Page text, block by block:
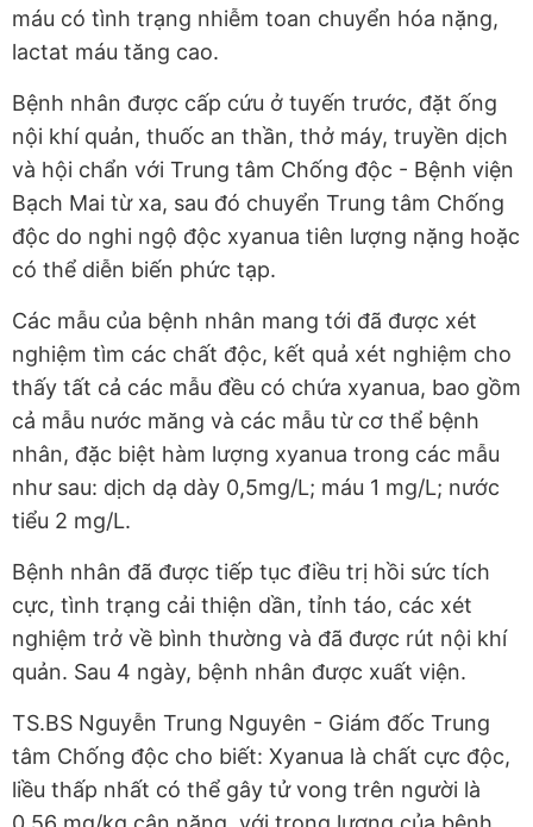
máu có tình trạng nhiễm toan chuyển hóa nặng,
lactat máu tăng cao.
Bệnh nhân được cấp cứu ở tuyến trước, đặt ống
nội khí quản, thuốc an thần, thở máy, truyền dịch
và hội chẩn với Trung tâm Chống độc - Bệnh viện
Bạch Mai từ xa, sau đó chuyển Trung tâm Chống
độc do nghi ngộ độc xyanua tiên lượng nặng hoặc
có thể diễn biến phức tạp.
Các mẫu của bệnh nhân mang tới đã được xét
nghiệm tìm các chất độc, kết quả xét nghiệm cho
thấy tất cả các mẫu đều có chứa xyanua, bao gồm
cả mẫu nước măng và các mẫu từ cơ thể bệnh
nhân, đặc biệt hàm lượng xyanua trong các mẫu
như sau: dịch dạ dày 0,5mg/L; máu 1 mg/L; nước
tiểu 2 mg/L.
Bệnh nhân đã được tiếp tục điều trị hồi sức tích
cực, tình trạng cải thiện dần, tỉnh táo, các xét
nghiệm trở về bình thường và đã được rút nội khí
quản. Sau 4 ngày, bệnh nhân được xuất viện.
TS.BS Nguyễn Trung Nguyên - Giám đốc Trung
tâm Chống độc cho biết: Xyanua là chất cực độc,
liều thấp nhất có thể gây tử vong trên người là